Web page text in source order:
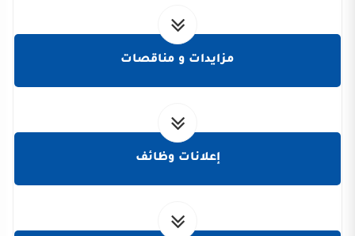
مزايدات و مناقصات
إعلانات وظائف